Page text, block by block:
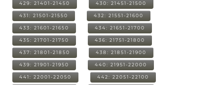
429: 21401-21450 430: 21451-21500
431: 21501-21550 432: 21551-21600
433: 21601-21650 434: 21651-21700
435: 21701-21750 436: 21751-21800
437: 21801-21850 438: 21851-21900
439: 21901-21950 440: 21951-22000
441: 22001-22050 442: 22051-22100